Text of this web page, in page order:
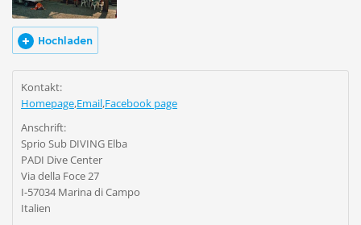
Hochladen
Kontakt:
Homepage,Email,Facebook page
Anschrift:
Sprio Sub DIVING Elba
PADI Dive Center
Via della Foce 27
I-57034 Marina di Campo
Italien